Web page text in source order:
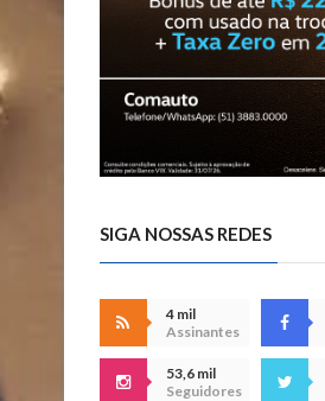
SIGA NOSSAS REDES
4 mil
Assinantes
53,6 mil
Seguidores